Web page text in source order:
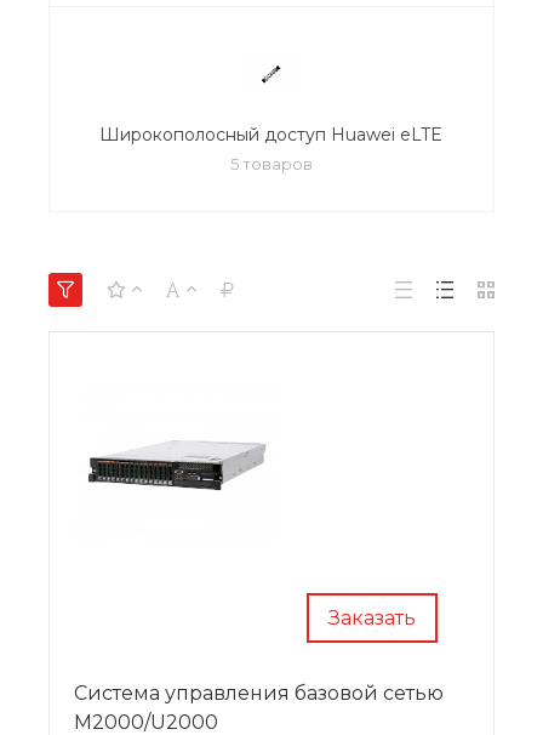
Широкополосный доступ Huawei eLTE
5 товаров
Заказать
Система управления базовой сетью
M2000/U2000